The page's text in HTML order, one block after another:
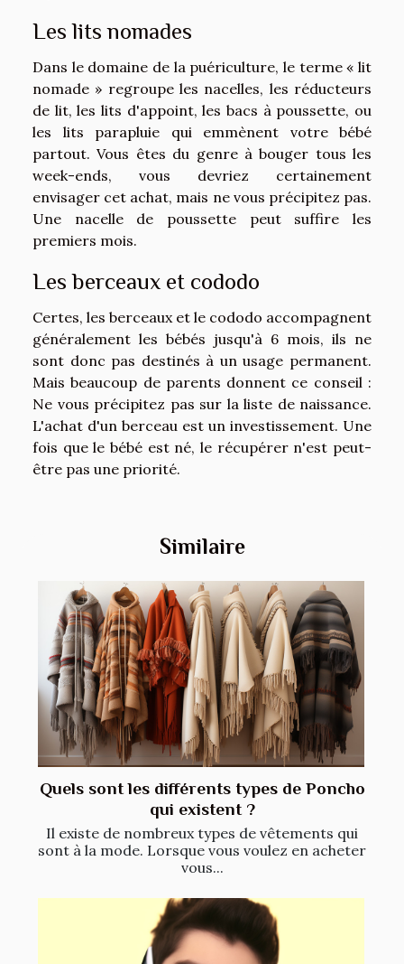
Les lits nomades
Dans le domaine de la puériculture, le terme « lit
nomade » regroupe les nacelles, les réducteurs
de lit, les lits d'appoint, les bacs à poussette, ou
les lits parapluie qui emmènent votre bébé
partout. Vous êtes du genre à bouger tous les
week-ends, vous devriez certainement
envisager cet achat, mais ne vous précipitez pas.
Une nacelle de poussette peut suffire les
premiers mois.
Les berceaux et cododo
Certes, les berceaux et le cododo accompagnent
généralement les bébés jusqu'à 6 mois, ils ne
sont donc pas destinés à un usage permanent.
Mais beaucoup de parents donnent ce conseil :
Ne vous précipitez pas sur la liste de naissance.
L'achat d'un berceau est un investissement. Une
fois que le bébé est né, le récupérer n'est peut-
être pas une priorité.
Similaire
Quels sont les différents types de Poncho
qui existent ?
Il existe de nombreux types de vêtements qui
sont à la mode. Lorsque vous voulez en acheter
vous...